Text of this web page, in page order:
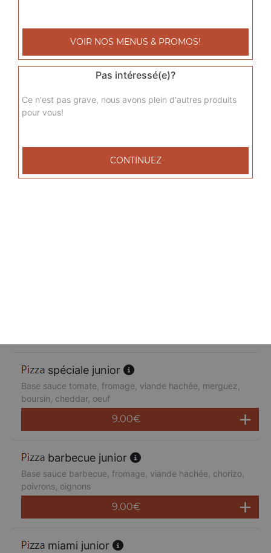
oignons, chèvre
9.00€
del grec junior
9.00€
spéciale junior
Base sauce tomate, fromage, viande hachée, merguez,
boursin, cheddar, oeuf
9.00€
barbecue junior
Base sauce barbecue, fromage, viande hachée, chorizo,
poivrons, oignons
9.00€
miami junior
VOIR NOS MENUS & PROMOS!
Pas intéressé(e)?
Ce n'est pas grave, nous avons plein d'autres produits
pour vous!
CONTINUEZ